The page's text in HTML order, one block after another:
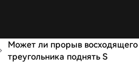
Может ли прорыв восходящего
треугольника поднять S